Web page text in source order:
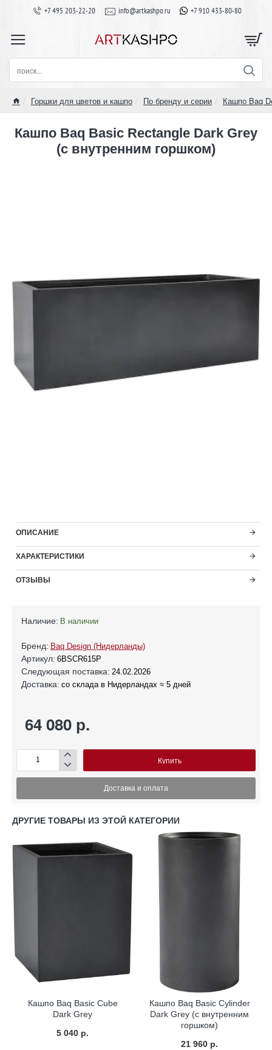
+7 495 203-22-20 info@artkashpo.ru +7 910 433-80-80
поиск...
Горшки для цветов и кашпо По бренду и серии Кашпо Baq
Кашпо Baq Basic Rectangle Dark Grey
(с внутренним горшком)
ОПИСАНИЕ
ХАРАКТЕРИСТИКИ
ОТЗЫВЫ
Наличие: В наличии
Бренд: Baq Design (Нидерланды)
Артикул: 6BSCR615P
Следующая поставка: 24.02.2026
Доставка: со склада в Нидерландах ≈ 5 дней
64 080 р.
Купить
Доставка и оплата
ДРУГИЕ ТОВАРЫ ИЗ ЭТОЙ КАТЕГОРИИ
Кашпо Baq Basic Cube
Dark Grey
5 040 р.
Кашпо Baq Basic Cylinder
Dark Grey (с внутренним
горшком)
21 960 р.